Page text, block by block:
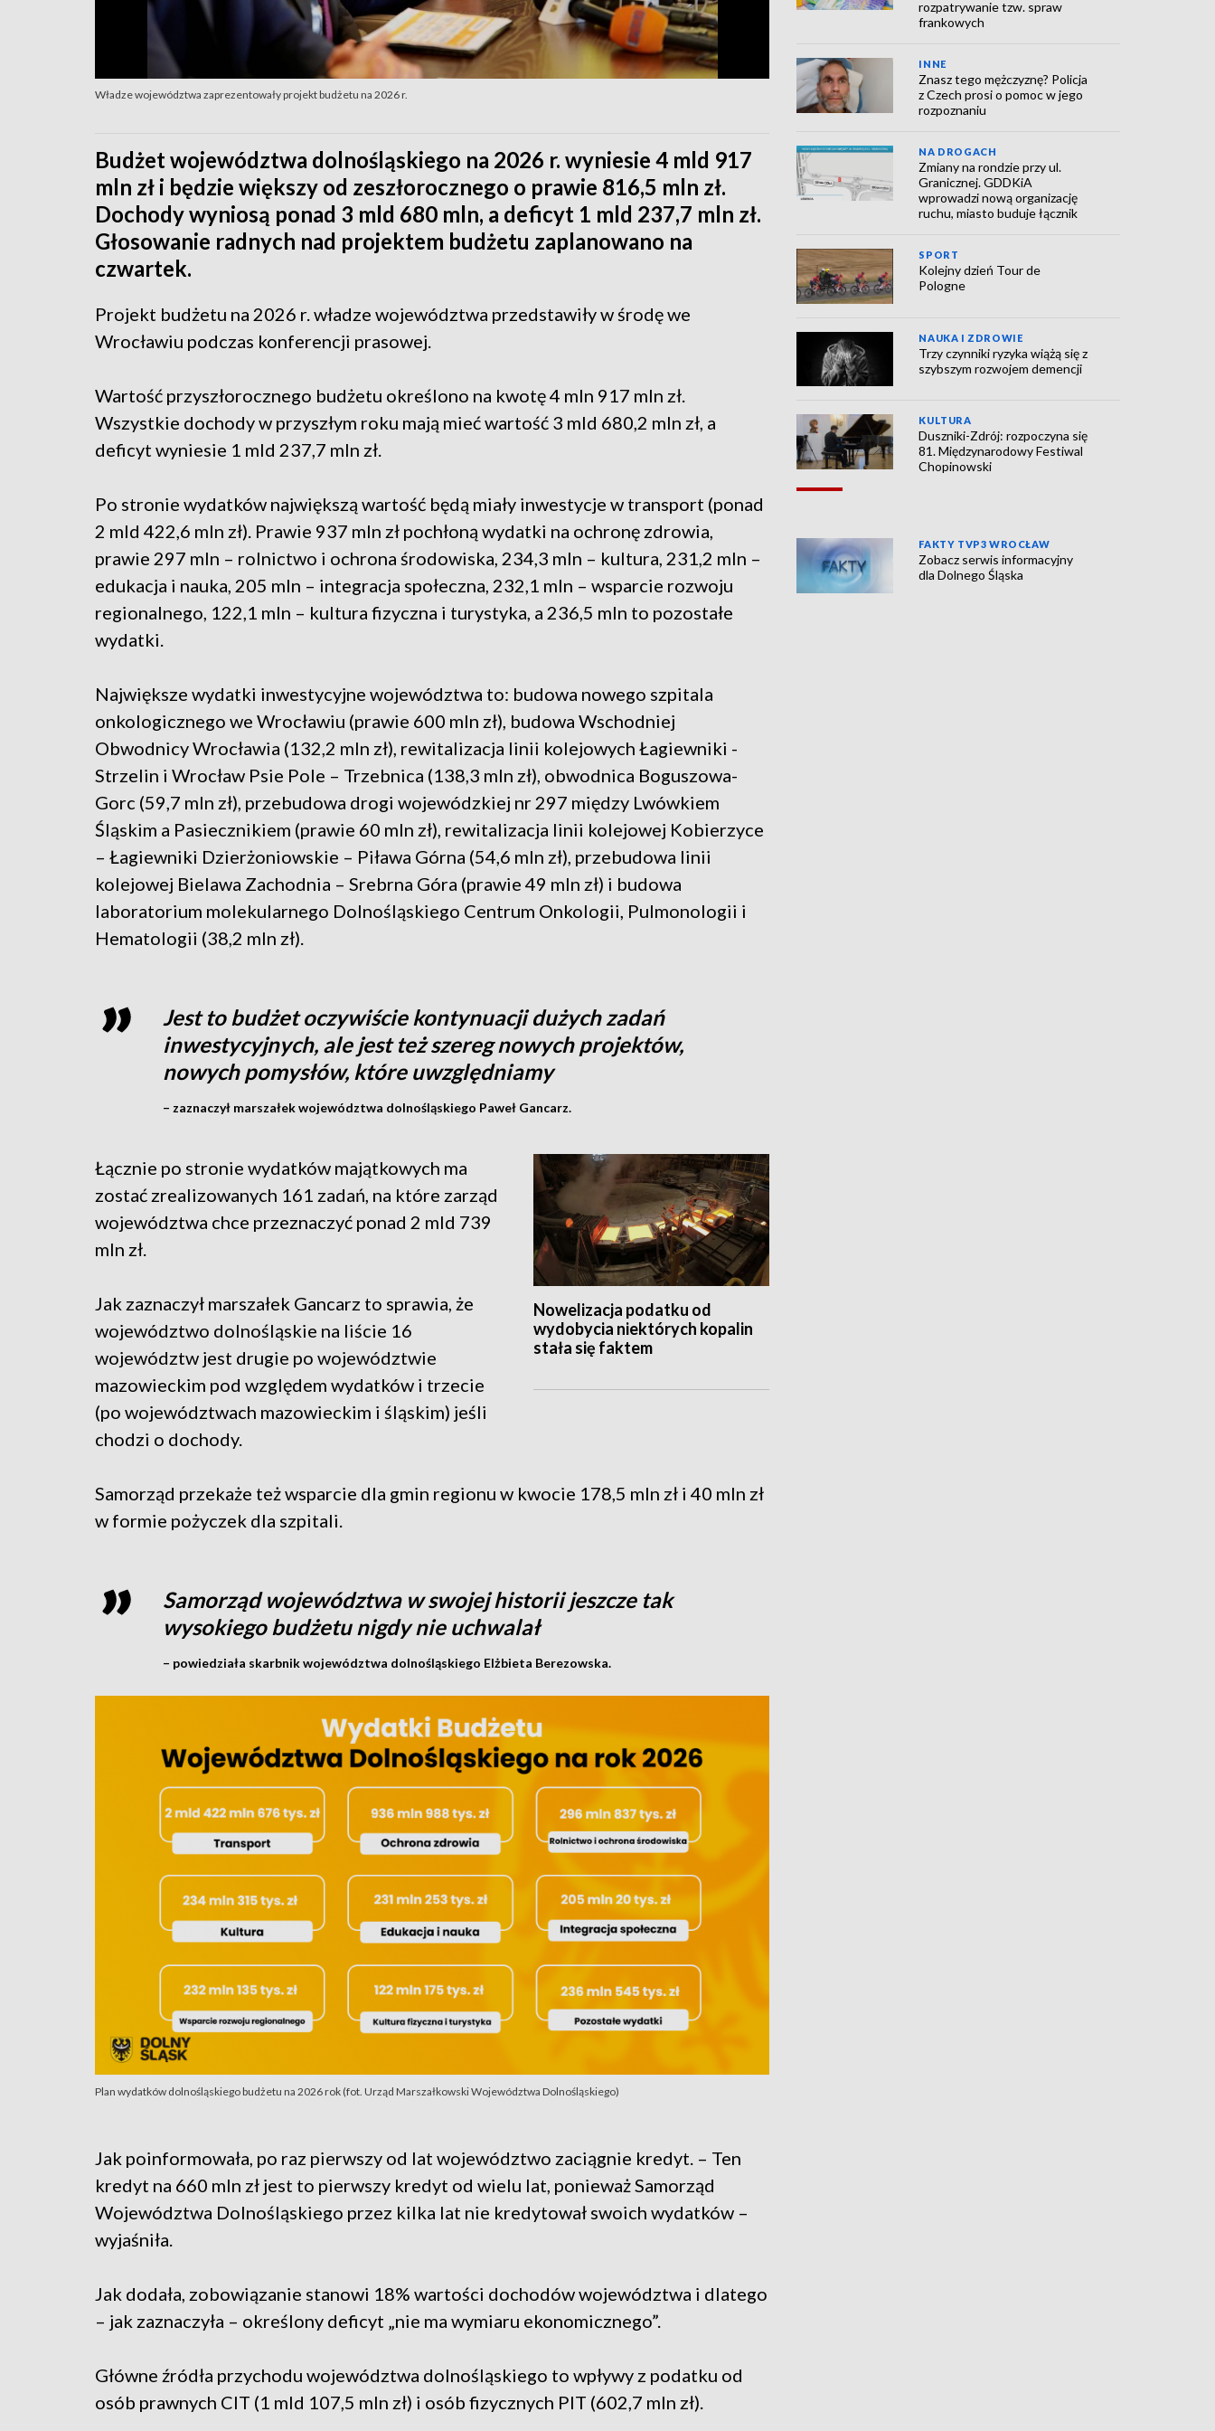
Władze województwa zaprezentowały projekt budżetu na 2026 r.
Budżet województwa dolnośląskiego na 2026 r. wyniesie 4 mld 917
mln zł i będzie większy od zeszłorocznego o prawie 816,5 mln zł.
Dochody wyniosą ponad 3 mld 680 mln, a deficyt 1 mld 237,7 mln zł.
Głosowanie radnych nad projektem budżetu zaplanowano na
czwartek.
Projekt budżetu na 2026 r. władze województwa przedstawiły w środę we
Wrocławiu podczas konferencji prasowej.
Wartość przyszłorocznego budżetu określono na kwotę 4 mln 917 mln zł.
Wszystkie dochody w przyszłym roku mają mieć wartość 3 mld 680,2 mln zł, a
deficyt wyniesie 1 mld 237,7 mln zł.
Po stronie wydatków największą wartość będą miały inwestycje w transport (ponad
2 mld 422,6 mln zł). Prawie 937 mln zł pochłoną wydatki na ochronę zdrowia,
prawie 297 mln – rolnictwo i ochrona środowiska, 234,3 mln – kultura, 231,2 mln –
edukacja i nauka, 205 mln – integracja społeczna, 232,1 mln – wsparcie rozwoju
regionalnego, 122,1 mln – kultura fizyczna i turystyka, a 236,5 mln to pozostałe
wydatki.
Największe wydatki inwestycyjne województwa to: budowa nowego szpitala
onkologicznego we Wrocławiu (prawie 600 mln zł), budowa Wschodniej
Obwodnicy Wrocławia (132,2 mln zł), rewitalizacja linii kolejowych Łagiewniki -
Strzelin i Wrocław Psie Pole – Trzebnica (138,3 mln zł), obwodnica Boguszowa-
Gorc (59,7 mln zł), przebudowa drogi wojewódzkiej nr 297 między Lwówkiem
Śląskim a Pasiecznikiem (prawie 60 mln zł), rewitalizacja linii kolejowej Kobierzyce
– Łagiewniki Dzierżoniowskie – Piława Górna (54,6 mln zł), przebudowa linii
kolejowej Bielawa Zachodnia – Srebrna Góra (prawie 49 mln zł) i budowa
laboratorium molekularnego Dolnośląskiego Centrum Onkologii, Pulmonologii i
Hematologii (38,2 mln zł).
Jest to budżet oczywiście kontynuacji dużych zadań
inwestycyjnych, ale jest też szereg nowych projektów,
nowych pomysłów, które uwzględniamy
– zaznaczył marszałek województwa dolnośląskiego Paweł Gancarz.
Nowelizacja podatku od
wydobycia niektórych kopalin
stała się faktem
Łącznie po stronie wydatków majątkowych ma
zostać zrealizowanych 161 zadań, na które zarząd
województwa chce przeznaczyć ponad 2 mld 739
mln zł.
Jak zaznaczył marszałek Gancarz to sprawia, że
województwo dolnośląskie na liście 16
województw jest drugie po województwie
mazowieckim pod względem wydatków i trzecie
(po województwach mazowieckim i śląskim) jeśli
chodzi o dochody.
Samorząd przekaże też wsparcie dla gmin regionu w kwocie 178,5 mln zł i 40 mln zł
w formie pożyczek dla szpitali.
Samorząd województwa w swojej historii jeszcze tak
wysokiego budżetu nigdy nie uchwalał
– powiedziała skarbnik województwa dolnośląskiego Elżbieta Berezowska.
Plan wydatków dolnośląskiego budżetu na 2026 rok (fot. Urząd Marszałkowski Województwa Dolnośląskiego)
Jak poinformowała, po raz pierwszy od lat województwo zaciągnie kredyt. – Ten
kredyt na 660 mln zł jest to pierwszy kredyt od wielu lat, ponieważ Samorząd
Województwa Dolnośląskiego przez kilka lat nie kredytował swoich wydatków –
wyjaśniła.
Jak dodała, zobowiązanie stanowi 18% wartości dochodów województwa i dlatego
– jak zaznaczyła – określony deficyt „nie ma wymiaru ekonomicznego”.
Główne źródła przychodu województwa dolnośląskiego to wpływy z podatku od
osób prawnych CIT (1 mld 107,5 mln zł) i osób fizycznych PIT (602,7 mln zł).
rozpatrywanie tzw. spraw
frankowych
INNE
Znasz tego mężczyznę? Policja
z Czech prosi o pomoc w jego
rozpoznaniu
NA DROGACH
Zmiany na rondzie przy ul.
Granicznej. GDDKiA
wprowadzi nową organizację
ruchu, miasto buduje łącznik
SPORT
Kolejny dzień Tour de
Pologne
NAUKA I ZDROWIE
Trzy czynniki ryzyka wiążą się z
szybszym rozwojem demencji
KULTURA
Duszniki-Zdrój: rozpoczyna się
81. Międzynarodowy Festiwal
Chopinowski
FAKTY TVP3 WROCŁAW
Zobacz serwis informacyjny
dla Dolnego Śląska